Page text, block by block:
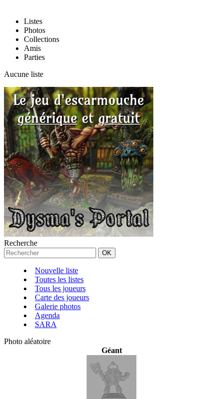
Listes
Photos
Collections
Amis
Parties
Aucune liste
Recherche
Nouvelle liste
Toutes les listes
Tous les joueurs
Carte des joueurs
Galerie photos
Agenda
SARA
Photo aléatoire
Géant